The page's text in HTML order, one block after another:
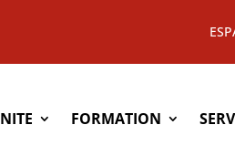
FORMATION